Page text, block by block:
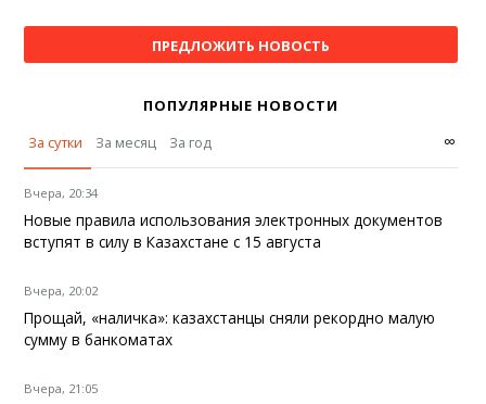
ПРЕДЛОЖИТЬ НОВОСТЬ
ПОПУЛЯРНЫЕ НОВОСТИ
За сутки
За месяц За год ∞
Вчера, 20:34
Новые правила использования электронных документов
вступят в силу в Казахстане с 15 августа
Вчера, 20:02
Прощай, «наличка»: казахстанцы сняли рекордно малую
сумму в банкоматах
Вчера, 21:05